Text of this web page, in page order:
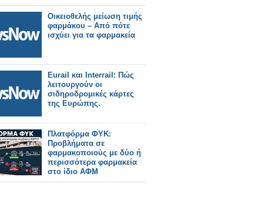
Οικειοθελής μείωση τιμής
φαρμάκου – Από πότε
ισχύει για τα φαρμακεία
Eurail και Interrail: Πώς
λειτουργούν οι
σιδηροδρομικές κάρτες
της Ευρώπης.
Πλατφόρμα ΦΥΚ:
Προβλήματα σε
φαρμακοποιούς με δύο ή
περισσότερα φαρμακεία
στο ίδιο ΑΦΜ